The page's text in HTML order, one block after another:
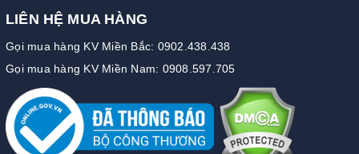
LIÊN HỆ MUA HÀNG
Gọi mua hàng KV Miền Bắc: 0902.438.438
Gọi mua hàng KV Miền Nam: 0908.597.705